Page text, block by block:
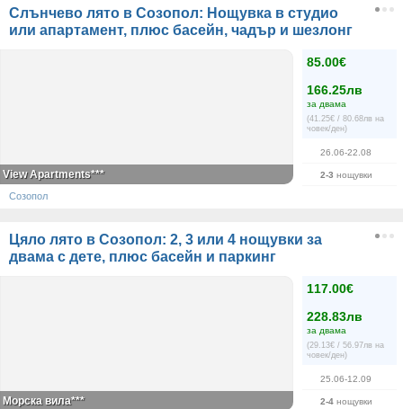
Слънчево лято в Созопол: Нощувка в студио
или апартамент, плюс басейн, чадър и шезлонг
85.00€
166.25лв
за двама
(41.25€ / 80.68лв на
човек/ден)
26.06-22.08
2-3 нощувки
View Apartments***
Созопол
Цяло лято в Созопол: 2, 3 или 4 нощувки за
двама с дете, плюс басейн и паркинг
117.00€
228.83лв
за двама
(29.13€ / 56.97лв на
човек/ден)
25.06-12.09
2-4 нощувки
Морска вила***